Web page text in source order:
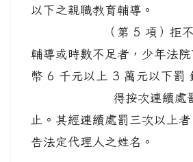
以下之親職教育輔導。
（第 5 項）拒不接
輔導或時數不足者，少年法
幣 6 千元以上 3 萬元以下罰
得按次連續處罰，
止。其經連續處罰三次以上
告法定代理人之姓名。